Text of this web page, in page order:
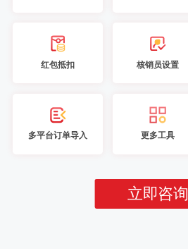
红包抵扣 核销员设置
多平台订单导入 更多工具
立即咨询